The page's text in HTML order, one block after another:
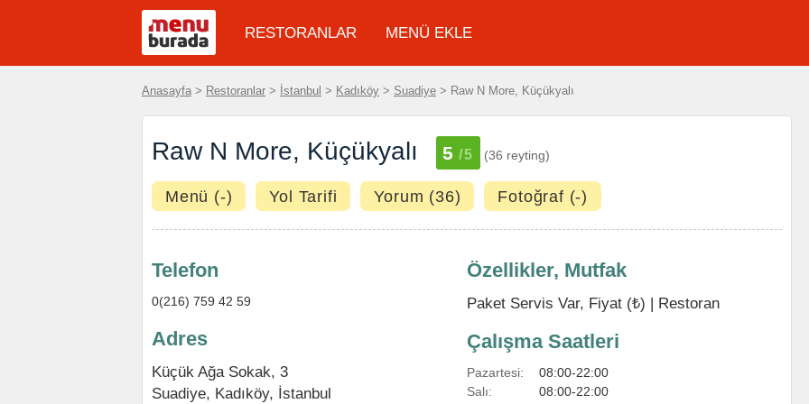
RESTORANLAR MENÜ EKLE
Anasayfa > Restoranlar > İstanbul > Kadıköy > Suadiye > Raw N More, Küçükyalı
Raw N More, Küçükyalı 5 /5 (36 reyting)
Menü (-) Yol Tarifi Yorum (36) Fotoğraf (-)
Telefon
0(216) 759 42 59
Adres
Küçük Ağa Sokak, 3
Suadiye, Kadıköy, İstanbul
Özellikler, Mutfak
Paket Servis Var, Fiyat (₺) | Restoran
Çalışma Saatleri
Pazartesi:
08:00-22:00
Salı:
08:00-22:00